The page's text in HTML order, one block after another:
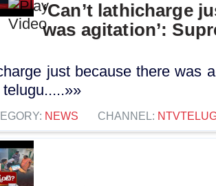
‘Can’t lathicharge
was agitation’:
just because there was
NEWS CHANNEL: